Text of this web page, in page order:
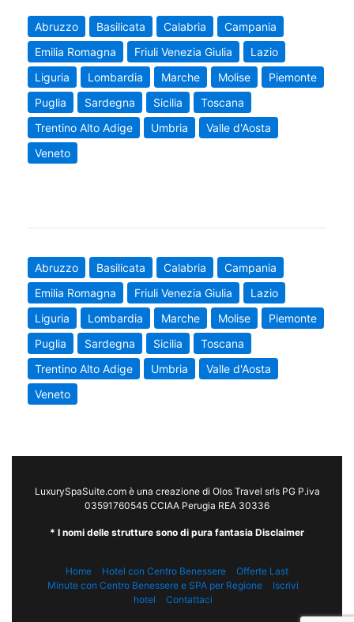
Abruzzo Basilicata Calabria
Campania
Emilia Romagna
Friuli Venezia Giulia
Lazio
Liguria
Lombardia Marche Molise
Piemonte
Puglia
Sardegna Sicilia
Toscana
Trentino Alto Adige
Umbria
Valle d'Aosta
Veneto
Abruzzo Basilicata Calabria
Campania
Emilia Romagna
Friuli Venezia Giulia
Lazio
Liguria
Lombardia Marche Molise
Piemonte
Puglia
Sardegna Sicilia
Toscana
Trentino Alto Adige
Umbria
Valle d'Aosta
Veneto
LuxurySpaSuite.com è una creazione di Olos Travel srls PG P.iva
03591760545 CCIAA Perugia REA 30336
* I nomi delle strutture sono di pura fantasia Disclaimer
Home Hotel con Centro Benessere
Offerte Last
Minute con Centro Benessere e SPA per Regione
Iscrivi
hotel
Contattaci